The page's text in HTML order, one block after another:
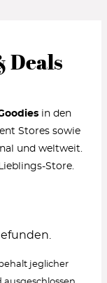
Deals
in den
Stores sowie
und weltweit.
Store.
jeglicher